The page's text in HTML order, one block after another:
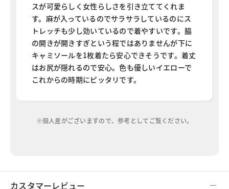
スが可愛らしく女性らしさを引き立ててくれま
す。麻が入っているのでサラサラしているのにス
トレッチも少し効いているので着やすいです。脇
の開きが開きすぎという程ではありませんが下に
キャミソールを1枚着たら安心できそうです。着丈
はお尻が隠れるので安心。色も優しいイエローで
これからの時期にピッタリです。
※個人差がございますので、参考としてご覧ください。
カスタマーレビュー